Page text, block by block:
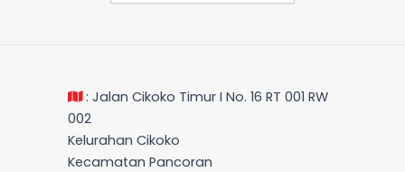
: Jalan Cikoko Timur I No. 16 RT 001 RW
002
Kelurahan Cikoko
Kecamatan Pancoran